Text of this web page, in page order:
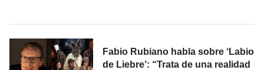
Fabio Rubiano habla sobre ‘Labio
de Liebre’: “Trata de una realidad